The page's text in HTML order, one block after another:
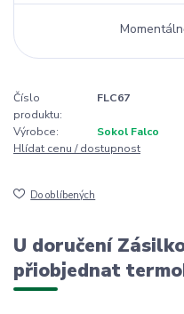
Číslo
produktu:
FLC67
Výrobce:
Sokol Falco
Hlídat cenu / dostupnost
Do oblíbených
U doručení
přiobjednat